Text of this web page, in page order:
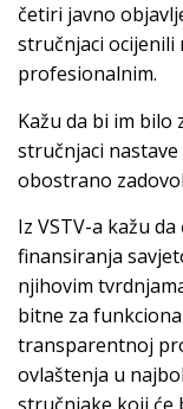
četiri javno
stručnjaci ocijenili
profesionalnim.
Kažu da bi im
stručnjaci
obostrano
Iz VSTV-a kažu
finansiranja
njihovim
bitne za
transparentnoj
ovlaštenja u